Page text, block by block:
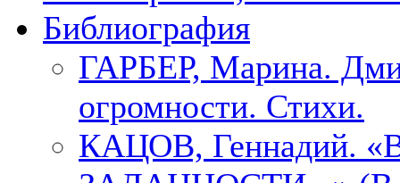
Библиография
ГАРБЕР, Марина.
огромности. Стихи.
КАЦОВ, Геннадий.